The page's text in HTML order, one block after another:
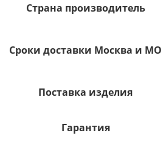
Страна производитель
Сроки доставки Москва и МО
Поставка изделия
Гарантия